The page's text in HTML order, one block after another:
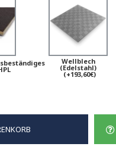
Wellblech
(Edelstahl)
(+193,60€)